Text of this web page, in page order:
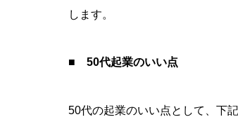
します。
■ 50代起業のいい点
50代の起業のいい点として、下